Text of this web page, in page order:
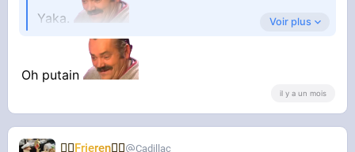
Yaka. Voir plus
Oh putain
il y a un mois
🧝‍♀️Frieren🧝‍♀️ Cadillac